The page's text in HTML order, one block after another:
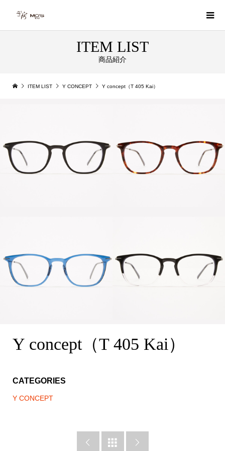
ITEM LIST
商品紹介
ITEM LIST Y CONCEPT Y concept（T 405 Kai）
Y concept（T 405 Kai）
CATEGORIES
Y CONCEPT
  